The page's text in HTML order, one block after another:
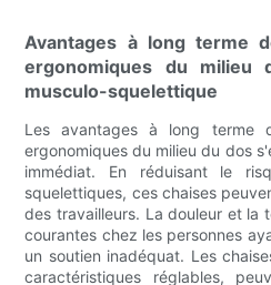
Avantages à long terme
ergonomiques du
musculo-squelettique
Les avantages à long terme
ergonomiques du milieu du dos
immédiat. En réduisant le
squelettiques, ces chaises
des travailleurs. La douleur et la
courantes chez les personnes
un soutien inadéquat. Les
caractéristiques réglables,